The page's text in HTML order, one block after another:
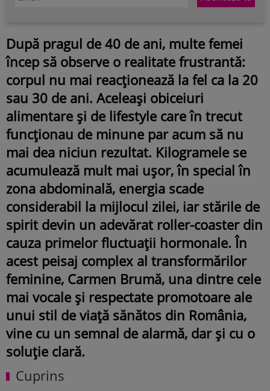
După pragul de 40 de ani, multe femei
încep să observe o realitate frustrantă:
corpul nu mai reacționează la fel ca la 20
sau 30 de ani. Aceleași obiceiuri
alimentare și de lifestyle care în trecut
funcționau de minune par acum să nu
mai dea niciun rezultat. Kilogramele se
acumulează mult mai ușor, în special în
zona abdominală, energia scade
considerabil la mijlocul zilei, iar stările de
spirit devin un adevărat roller-coaster din
cauza primelor fluctuații hormonale. În
acest peisaj complex al transformărilor
feminine, Carmen Brumă, una dintre cele
mai vocale și respectate promotoare ale
unui stil de viață sănătos din România,
vine cu un semnal de alarmă, dar și cu o
soluție clară.
Cuprins